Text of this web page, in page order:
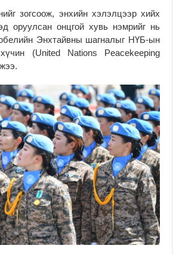
зогсоож, энхийн хэлэлцээр хийх
оруулсан онцгой хувь нэмрийг нь
Энхтайвны шагналыг НҮБ-ын
(United Nations Peacekeeping